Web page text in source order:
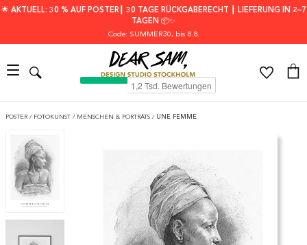
🌟 AKTUELL: 30 % AUF POSTER┃ 30 TAGE RÜCKGABERECHT ┃ LIEFERUNG IN 2–7
TAGEN 📦✨
Code: SUMMER30, bis 8.8.
POSTER / FOTOKUNST / MENSCHEN & PORTRÄTS / UNE FEMME